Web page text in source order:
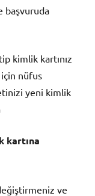
başvuruda
kimlik kartınız
için nüfus
yeni kimlik
kartına
ve